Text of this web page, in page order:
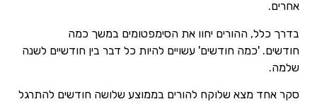
אחרים.
בדרך כלל, ההורים יחוו את הסימפטומים במשך כמה
חודשים. 'כמה חודשים' עשויים להיות כל דבר בין חודשיים לשנה
שלמה.
סקר אחד מצא שלוקח להורים בממוצע שלושה חודשים להתרגל